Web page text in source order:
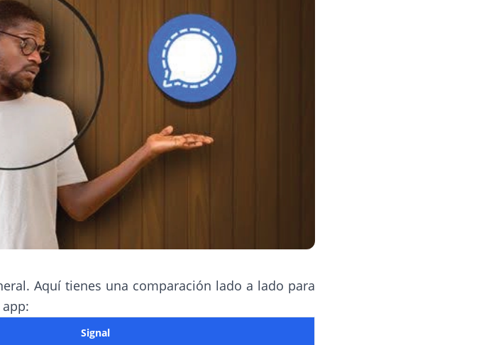
Aquí tienes una comparación lado a lado para
Signal